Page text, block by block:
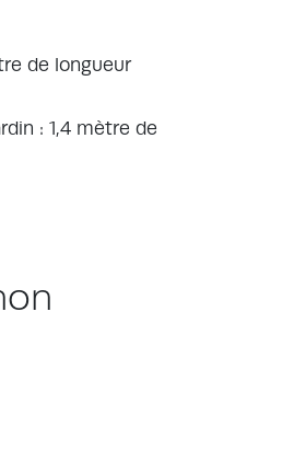
de longueur
: 1,4 mètre de